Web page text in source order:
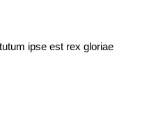
ipse est rex gloriae